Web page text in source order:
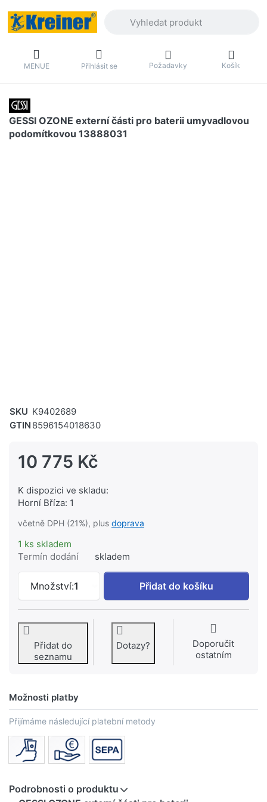
MENUE Přihlásit se Požadavky Košík
GESSI OZONE externí části pro baterii umyvadlovou
podomítkovou 13888031
SKU K9402689
GTIN 8596154018630
10 775 Kč
K dispozici ve skladu:
Horní Bříza: 1
včetně DPH (21%), plus doprava
1 ks skladem
Termín dodání
skladem
Množství:1
GESSI OZONE externí části pro
Přidat do košíku
Přidat do
seznamu
Dotazy?
Doporučit
ostatním
Možnosti platby
Přijímáme následující platební metody
Podrobnosti o produktu